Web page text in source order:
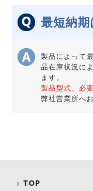
最短納
製品によって
品在庫状況に
ます。
製品型式、必
弊社営業所へ
TOP